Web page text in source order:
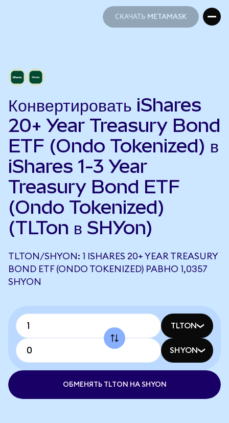
СКАЧАТЬ METAMASK
Конвертировать iShares
20+ Year Treasury Bond
ETF (Ondo Tokenized) в
iShares 1-3 Year
Treasury Bond ETF
(Ondo Tokenized)
(TLTon в SHYon)
TLTON/SHYON: 1 ISHARES 20+ YEAR TREASURY
BOND ETF (ONDO TOKENIZED) РАВНО 1,0357
SHYON
TLTON
SHYON
ОБМЕНЯТЬ TLTON НА SHYON